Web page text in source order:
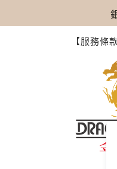
【服務條